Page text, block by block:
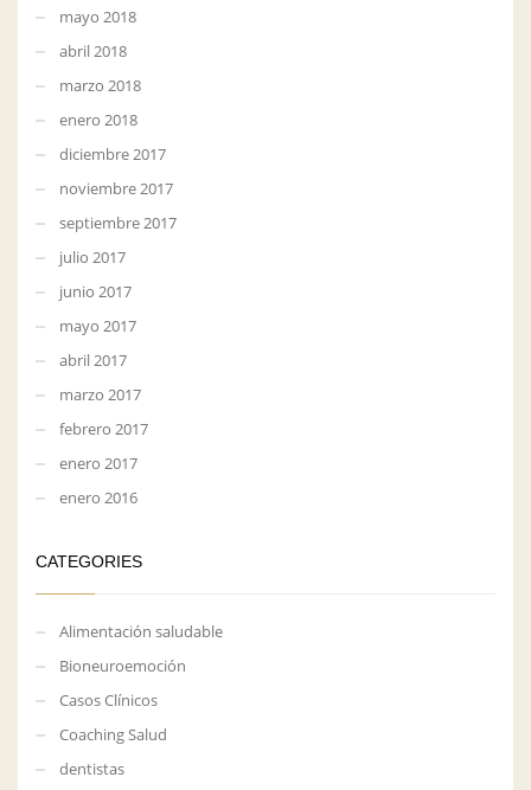
mayo 2018
abril 2018
marzo 2018
enero 2018
diciembre 2017
noviembre 2017
septiembre 2017
julio 2017
junio 2017
mayo 2017
abril 2017
marzo 2017
febrero 2017
enero 2017
enero 2016
CATEGORIES
Alimentación saludable
Bioneuroemoción
Casos Clínicos
Coaching Salud
dentistas